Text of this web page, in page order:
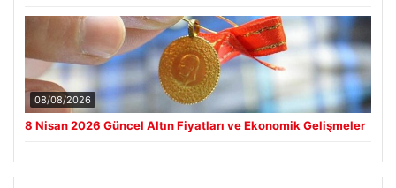
08/08/2026
8 Nisan 2026 Güncel Altın Fiyatları ve Ekonomik Gelişmeler